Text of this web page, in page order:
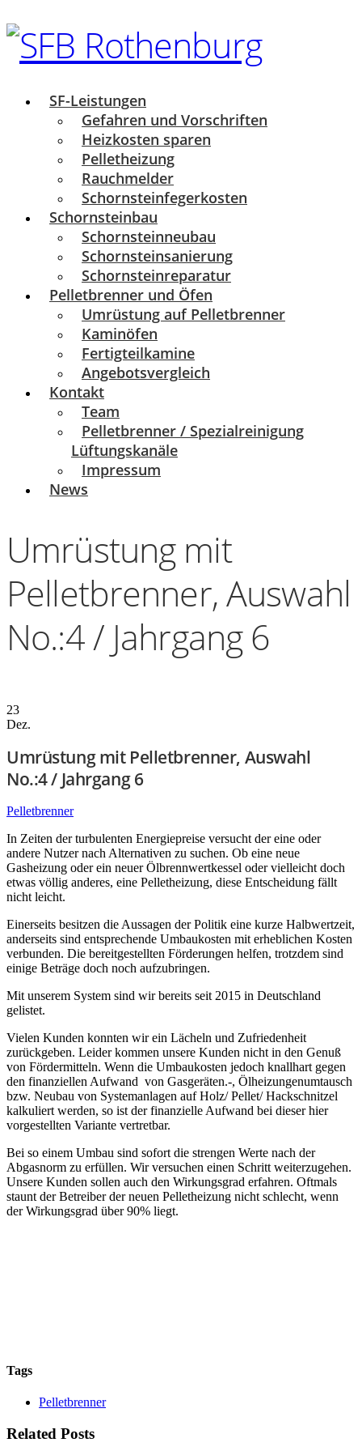
SF-Leistungen
Gefahren und Vorschriften
Heizkosten sparen
Pelletheizung
Rauchmelder
Schornsteinfegerkosten
Schornsteinbau
Schornsteinneubau
Schornsteinsanierung
Schornsteinreparatur
Pelletbrenner und Öfen
Umrüstung auf Pelletbrenner
Kaminöfen
Fertigteilkamine
Angebotsvergleich
Kontakt
Team
Pelletbrenner / Spezialreinigung
Lüftungskanäle
Impressum
News
Umrüstung mit
Pelletbrenner, Auswahl
No.:4 / Jahrgang 6
23
Dez.
Umrüstung mit Pelletbrenner, Auswahl
No.:4 / Jahrgang 6
Pelletbrenner
In Zeiten der turbulenten Energiepreise versucht der eine oder
andere Nutzer nach Alternativen zu suchen. Ob eine neue
Gasheizung oder ein neuer Ölbrennwertkessel oder vielleicht doch
etwas völlig anderes, eine Pelletheizung, diese Entscheidung fällt
nicht leicht.
Einerseits besitzen die Aussagen der Politik eine kurze Halbwertzeit,
anderseits sind entsprechende Umbaukosten mit erheblichen Kosten
verbunden. Die bereitgestellten Förderungen helfen, trotzdem sind
einige Beträge doch noch aufzubringen.
Mit unserem System sind wir bereits seit 2015 in Deutschland
gelistet.
Vielen Kunden konnten wir ein Lächeln und Zufriedenheit
zurückgeben. Leider kommen unsere Kunden nicht in den Genuß
von Fördermitteln. Wenn die Umbaukosten jedoch knallhart gegen
den finanziellen Aufwand von Gasgeräten.-, Ölheizungenumtausch
bzw. Neubau von Systemanlagen auf Holz/ Pellet/ Hackschnitzel
kalkuliert werden, so ist der finanzielle Aufwand bei dieser hier
vorgestellten Variante vertretbar.
Bei so einem Umbau sind sofort die strengen Werte nach der
Abgasnorm zu erfüllen. Wir versuchen einen Schritt weiterzugehen.
Unsere Kunden sollen auch den Wirkungsgrad erfahren. Oftmals
staunt der Betreiber der neuen Pelletheizung nicht schlecht, wenn
der Wirkungsgrad über 90% liegt.
Tags
Pelletbrenner
Related Posts